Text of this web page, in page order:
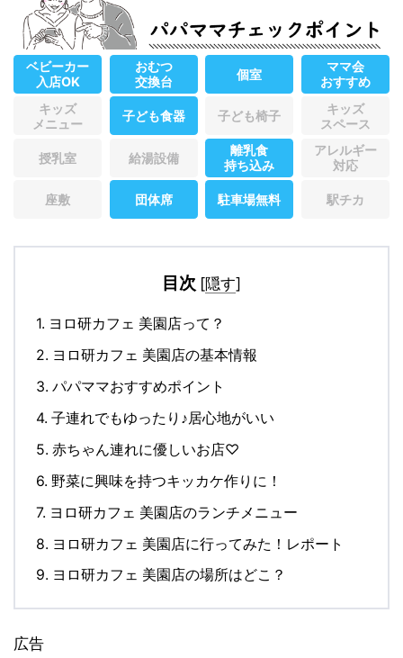
ベビーカー
入店OK
おむつ
交換台
個室
ママ会
おすすめ
キッズ
メニュー
子ども食器 子ども椅子
キッズ
スペース
授乳室 給湯設備
離乳食
持ち込み
アレルギー
対応
座敷 団体席 駐車場無料 駅チカ
目次 [隠す]
1. ヨロ研カフェ 美園店って？
2. ヨロ研カフェ 美園店の基本情報
3. パパママおすすめポイント
4. 子連れでもゆったり♪居心地がいい
5. 赤ちゃん連れに優しいお店♡
6. 野菜に興味を持つキッカケ作りに！
7. ヨロ研カフェ 美園店のランチメニュー
8. ヨロ研カフェ 美園店に行ってみた！レポート
9. ヨロ研カフェ 美園店の場所はどこ？
広告